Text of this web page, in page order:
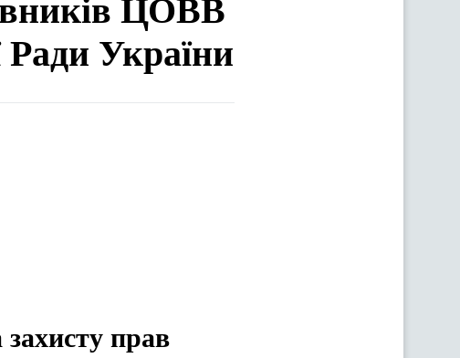
ЦОВВ
Ради України
захисту прав